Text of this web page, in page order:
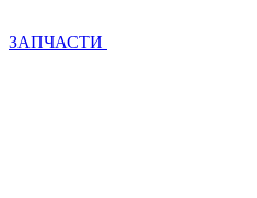
ЗАПЧАСТИ